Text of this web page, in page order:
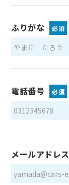
ふりがな 必須
電話番号 必須
メールアドレス